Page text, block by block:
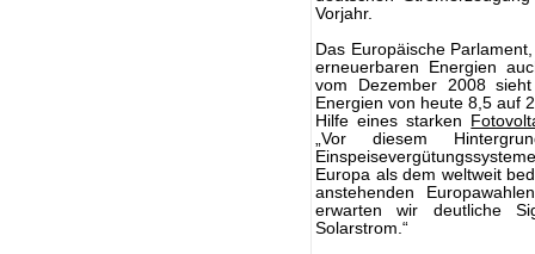
Vorjahr.
Das Europäische
erneuerbaren Energien
vom Dezember 2008
Energien von heute 8,5 auf
Hilfe eines starken
„Vor diesem
Europa als dem weltweit
anstehenden
erwarten wir deutliche
Solarstrom.“